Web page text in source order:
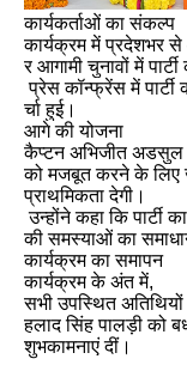
कार्यकर्ताओं का संकल्प
कार्यक्रम में प्रदेशभर से
र आगामी चुनावों में पार्टी
प्रेस कॉन्फ्रेंस में पार्टी
र्चा हुई।
आगे की योजना
कैप्टन अभिजीत अडसुल
को मजबूत करने के लिए
प्राथमिकता देगी।
उन्होंने कहा कि पार्टी का
की समस्याओं का
कार्यक्रम का समापन
कार्यक्रम के अंत में,
सभी उपस्थित अतिथियों
हलाद सिंह पालड़ी को
शुभकामनाएं दीं।